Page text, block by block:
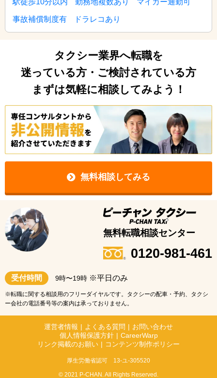
事故補償制度有 ドラレコあり
タクシー業界へ転職を
迷っている方・ご検討されている方
まずは気軽に相談してみよう！
無料相談してみる
無料転職相談センター
0120-981-461
受付時間 9時〜19時 ※平日のみ
※転職に関する相談用のフリーダイヤルです。タクシーの配車・予約、タクシ
ー会社の電話番号等の案内は承っておりません。
運営者情報 | よくある質問 | お問い合わせ
個人情報保護方針 | CareerWarp
リンク掲載のお願い | コンテンツ制作ポリシー
厚生労働省認可 13-ユ-305520
© 2021 P-CHAN. All Rights Reserved.